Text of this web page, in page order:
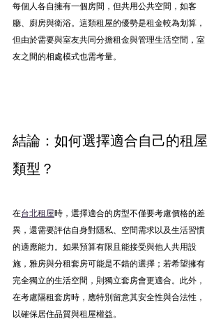
每個人各自擁有一個房間，但共用公共空間，如客
廳、廚房與衛浴。這類租屋的優勢是租金較為划算，
但由於需要與室友共同分擔租金與管理生活空間，室
友之間的相處模式也需考量。
結論：如何選擇適合自己的租屋
類型？
在台北租屋時，選擇適合的房型不僅要考慮價格的差
異，還需要評估自身對隱私、空間需求以及生活習慣
的適應能力。如果預算有限且能接受與他人共用設
施，雅房與分租套房可能是不錯的選擇；若希望擁有
完全獨立的生活空間，則獨立套房會更適合。此外，
在考慮隔租套房時，應特別留意其安全性與合法性，
以確保居住品質與租屋權益。